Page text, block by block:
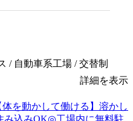
/ 自動車系工場 / 交替制
詳細を表示